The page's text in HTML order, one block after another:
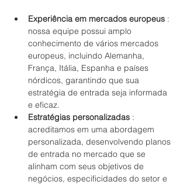
Experiência em mercados europeus :
nossa equipe possui amplo
conhecimento de vários mercados
europeus, incluindo Alemanha,
França, Itália, Espanha e países
nórdicos, garantindo que sua
estratégia de entrada seja informada
e eficaz.
Estratégias personalizadas :
acreditamos em uma abordagem
personalizada, desenvolvendo planos
de entrada no mercado que se
alinham com seus objetivos de
negócios, especificidades do setor e